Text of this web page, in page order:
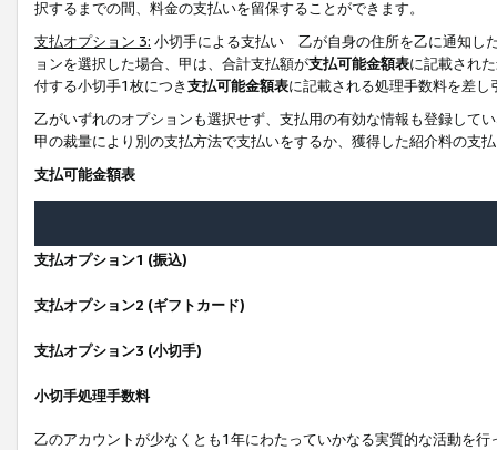
択するまでの間、料金の支払いを留保することができます。
支払オプション 3: 小切手による支払い 乙が自身の住所を乙に通知し
ョンを選択した場合、甲は、合計支払額が支払可能金額表に記載され
付する小切手1枚につき支払可能金額表に記載される処理手数料を差し
乙がいずれのオプションも選択せず、支払用の有効な情報も登録して
甲の裁量により別の支払方法で支払いをするか、獲得した紹介料の支
支払可能金額表
支払オプション1 (振込)
支払オプション2 (ギフトカード)
支払オプション3 (小切手)
小切手処理手数料
乙のアカウントが少なくとも1年にわたっていかなる実質的な活動を